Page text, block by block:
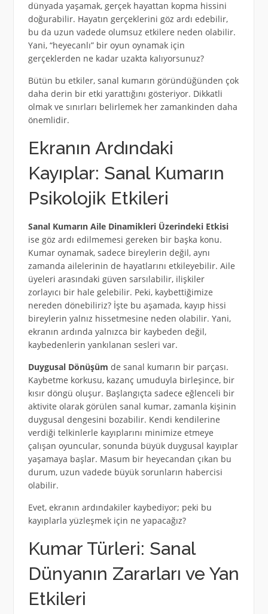
dünyada yaşamak, gerçek hayattan kopma hissini
doğurabilir. Hayatın gerçeklerini göz ardı edebilir,
bu da uzun vadede olumsuz etkilere neden olabilir.
Yani, “heyecanlı” bir oyun oynamak için
gerçeklerden ne kadar uzakta kalıyorsunuz?
Bütün bu etkiler, sanal kumarın göründüğünden çok
daha derin bir etki yarattığını gösteriyor. Dikkatli
olmak ve sınırları belirlemek her zamankinden daha
önemlidir.
Ekranın Ardındaki
Kayıplar: Sanal Kumarın
Psikolojik Etkileri
Sanal Kumarın Aile Dinamikleri Üzerindeki Etkisi
ise göz ardı edilmemesi gereken bir başka konu.
Kumar oynamak, sadece bireylerin değil, aynı
zamanda ailelerinin de hayatlarını etkileyebilir. Aile
üyeleri arasındaki güven sarsılabilir, ilişkiler
zorlayıcı bir hale gelebilir. Peki, kaybettiğimize
nereden dönebiliriz? İşte bu aşamada, kayıp hissi
bireylerin yalnız hissetmesine neden olabilir. Yani,
ekranın ardında yalnızca bir kaybeden değil,
kaybedenlerin yankılanan sesleri var.
Duygusal Dönüşüm de sanal kumarın bir parçası.
Kaybetme korkusu, kazanç umuduyla birleşince, bir
kısır döngü oluşur. Başlangıçta sadece eğlenceli bir
aktivite olarak görülen sanal kumar, zamanla kişinin
duygusal dengesini bozabilir. Kendi kendilerine
verdiği telkinlerle kayıplarını minimize etmeye
çalışan oyuncular, sonunda büyük duygusal kayıplar
yaşamaya başlar. Masum bir heyecandan çıkan bu
durum, uzun vadede büyük sorunların habercisi
olabilir.
Evet, ekranın ardındakiler kaybediyor; peki bu
kayıplarla yüzleşmek için ne yapacağız?
Kumar Türleri: Sanal
Dünyanın Zararları ve Yan
Etkileri